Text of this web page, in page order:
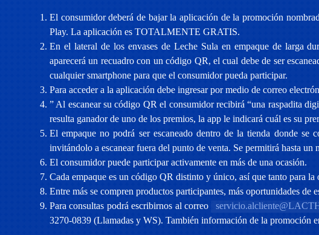
El consumidor deberá de bajar la aplicación de la promoción
Play. La aplicación es TOTALMENTE GRATIS.
En el lateral de los envases de Leche Sula en empaque de larga
aparecerá un recuadro con un código QR, el cual debe de ser
cualquier smartphone para que el consumidor pueda participar.
Para acceder a la aplicación debe ingresar por medio de correo
” Al escanear su código QR el consumidor recibirá “una raspadita
resulta ganador de uno de los premios, la app le indicará cuál es su
El empaque no podrá ser escaneado dentro de la tienda donde
invitándolo a escanear fuera del punto de venta. Se permitirá hasta
El consumidor puede participar activamente en más de una ocasión.
Cada empaque es un código QR distinto y único, así que tanto para
Entre más se compren productos participantes, más oportunidades
Para consultas podrá escribirnos al correo
3270-0839 (Llamadas y WS). También información de la promoción